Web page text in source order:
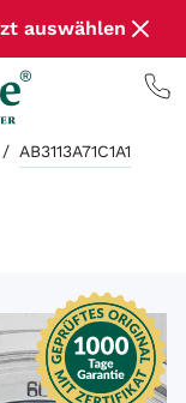
auswählen
/ AB3113A71C1A1